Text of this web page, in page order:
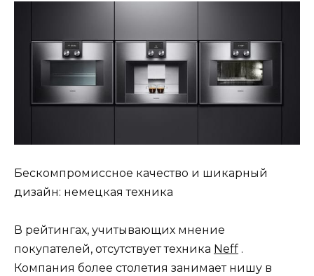
Бескомпромиссное качество и шикарный
дизайн: немецкая техника
В рейтингах, учитывающих мнение
покупателей, отсутствует техника Neff .
Компания более столетия занимает нишу в